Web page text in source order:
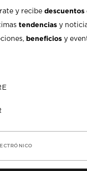
y recibedescuentos
tendencias y
beneficios y